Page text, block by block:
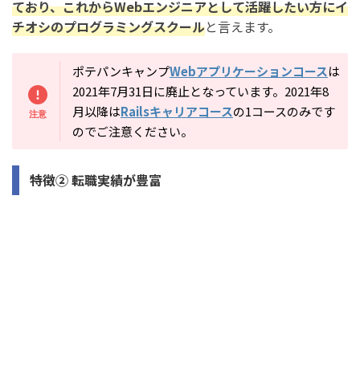
ており、これからWebエンジニアとして活躍したい方にイ
チオシのプログラミングスクールと言えます。
ポテパンキャンプWebアプリケーションコースは
2021年7月31日に廃止となっています。2021年8
月以降はRailsキャリアコースの1コースのみです
のでご注意ください。
特徴② 転職実績が豊富